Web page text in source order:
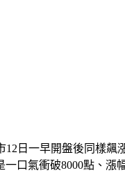
日一早開盤後同樣飆